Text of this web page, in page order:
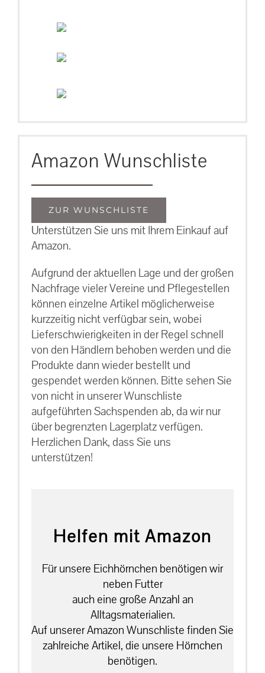
Amazon Wunschliste
ZUR WUNSCHLISTE
Unterstützen Sie uns mit Ihrem Einkauf auf
Amazon.
Aufgrund der aktuellen Lage und der großen
Nachfrage vieler Vereine und Pflegestellen
können einzelne Artikel möglicherweise
kurzzeitig nicht verfügbar sein, wobei
Lieferschwierigkeiten in der Regel schnell
von den Händlern behoben werden und die
Produkte dann wieder bestellt und
gespendet werden können. Bitte sehen Sie
von nicht in unserer Wunschliste
aufgeführten Sachspenden ab, da wir nur
über begrenzten Lagerplatz verfügen.
Herzlichen Dank, dass Sie uns
unterstützen!
Helfen mit Amazon
Für unsere Eichhörnchen benötigen wir
neben Futter
auch eine große Anzahl an
Alltagsmaterialien.
Auf unserer Amazon Wunschliste finden Sie
zahlreiche Artikel, die unsere Hörnchen
benötigen.